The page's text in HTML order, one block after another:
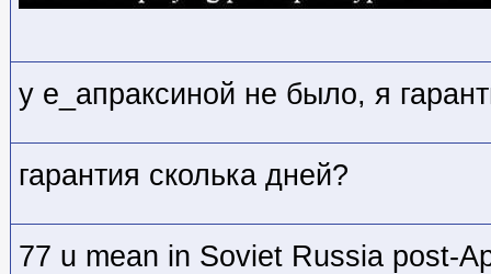
у е_апраксиной не было, я
гарантия сколька дней?
77 u mean in Soviet Russia post-